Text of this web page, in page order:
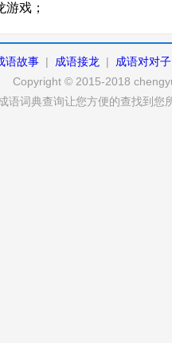
戏；
语故事 | 成语接龙 |
成语对对子
Copyright © 2015-2018
语词典查询让您方便的查找到您